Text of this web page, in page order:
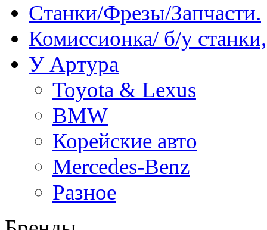
Станки/Фрезы/Запчасти.
Комиссионка/ б/у
У Артура
Toyota & Lexus
BMW
Корейские авто
Mercedes-Benz
Разное